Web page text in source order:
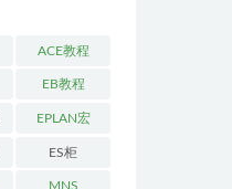
ACE教程
EB教程
EPLAN宏
ES柜
MNS